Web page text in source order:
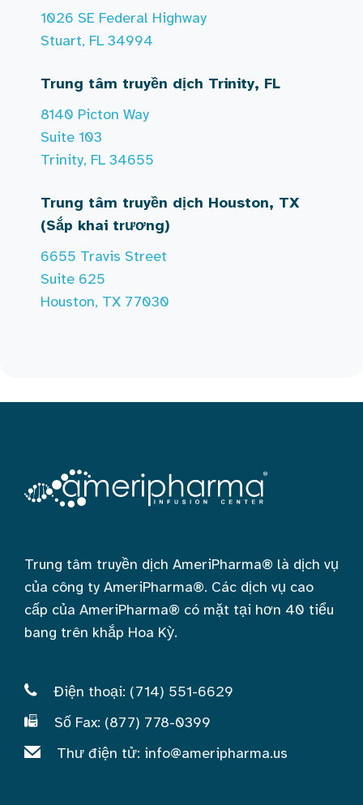
1026 SE Federal Highway
Stuart, FL 34994
Trung tâm truyền dịch Trinity, FL
8140 Picton Way
Suite 103
Trinity, FL 34655
Trung tâm truyền dịch Houston, TX
(Sắp khai trương)
6655 Travis Street
Suite 625
Houston, TX 77030
Trung tâm truyền dịch AmeriPharma® là dịch vụ
của công ty AmeriPharma®. Các dịch vụ cao
cấp của AmeriPharma® có mặt tại hơn 40 tiểu
bang trên khắp Hoa Kỳ.
Điện thoại: (714) 551-6629
Số Fax: (877) 778-0399
Thư điện tử: info@ameripharma.us